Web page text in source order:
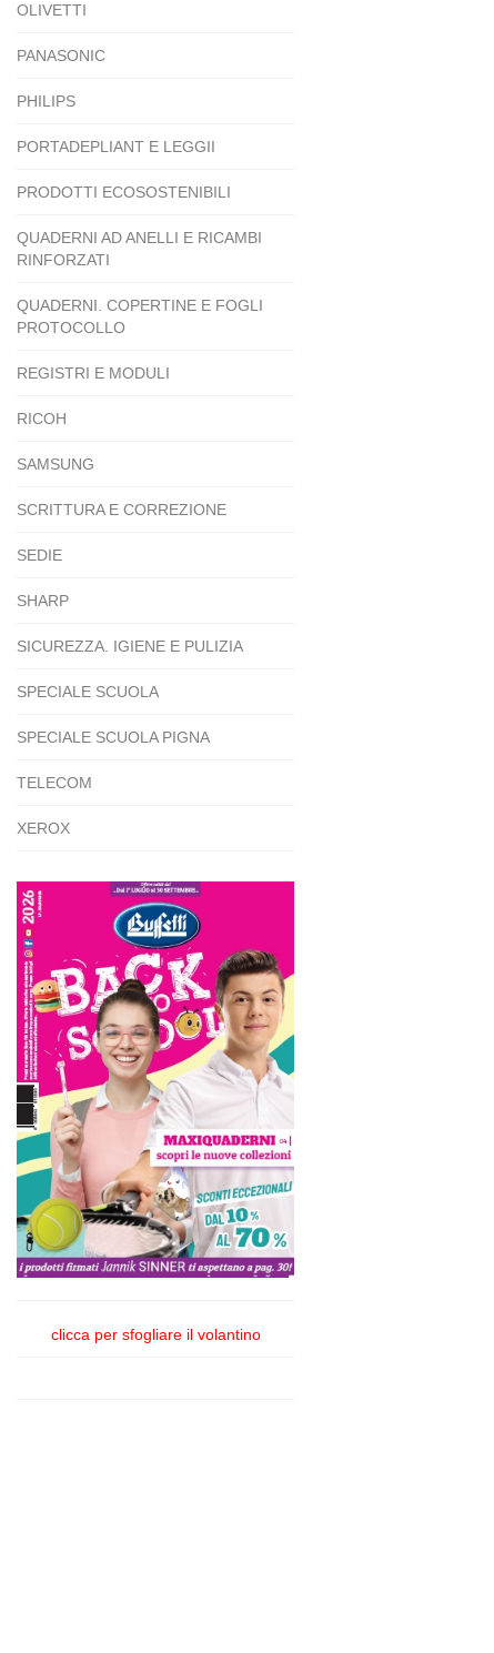
OLIVETTI
PANASONIC
PHILIPS
PORTADEPLIANT E LEGGII
PRODOTTI ECOSOSTENIBILI
QUADERNI AD ANELLI E RICAMBI
RINFORZATI
QUADERNI. COPERTINE E FOGLI
PROTOCOLLO
REGISTRI E MODULI
RICOH
SAMSUNG
SCRITTURA E CORREZIONE
SEDIE
SHARP
SICUREZZA. IGIENE E PULIZIA
SPECIALE SCUOLA
SPECIALE SCUOLA PIGNA
TELECOM
XEROX
clicca per sfogliare il volantino